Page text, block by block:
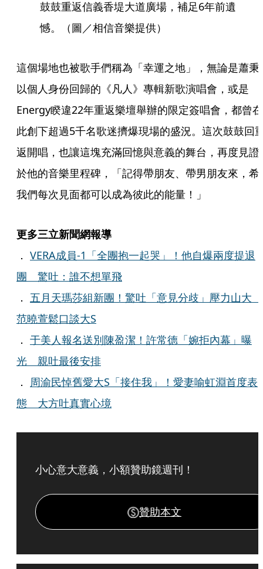
鼓鼓重返信義香堤大道廣場，補足6年前遺
憾。（圖／相信音樂提供）
這個場地也被歌手們稱為「幸運之地」，無論是蕭秉
以個人身份回歸的《凡人》專輯新歌演唱會，或是
Energy睽違22年重返樂壇舉辦的限定簽唱會，都曾在
此創下超過5千名歌迷擠爆現場的盛況。這次鼓鼓回
返開唱，也讓這塊充滿回憶與意義的舞台，再度見證
於他的音樂里程碑，「記得帶朋友、帶男朋友來，希
我們每次見面都可以成為彼此的能量！」
更多三立新聞網報導
． VERA成員-1「全團抱一起哭」！他自爆兩度提退
團 驚吐：誰不想單飛
． 五月天瑪莎組新團！驚吐「意見分歧」壓力山大
范曉萱鬆口談大S
． 于美人報名送別陳盈潔！許常德「婉拒內幕」曝
光 親吐最後安排
． 周渝民悼舊愛大S「接住我」！愛妻喻虹淵首度表
態 大方吐真實心境
小心意大意義，小額贊助鏡週刊！
贊助本文